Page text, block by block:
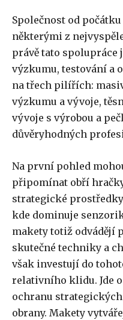
Společnost od
některými z
právě tato
výzkumu, testování a
na třech pilířích:
výzkumu a vývoje,
vývoje s výrobou a
důvěryhodných
Na první pohled
připomínat obří
strategické
kde dominuje
makety totiž odvádějí
skutečné techniky a
však investují do
relativního klidu. Jde
ochranu
obrany. Makety